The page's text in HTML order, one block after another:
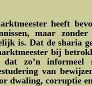
heeft
maar
is. Dat de sharia
bij
zo’n informeel
van
dwaling, corruptie